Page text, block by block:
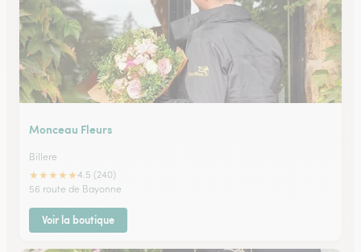
Monceau Fleurs
Billere
★★★★★4.5 (240)
56 route de Bayonne
Voir la boutique